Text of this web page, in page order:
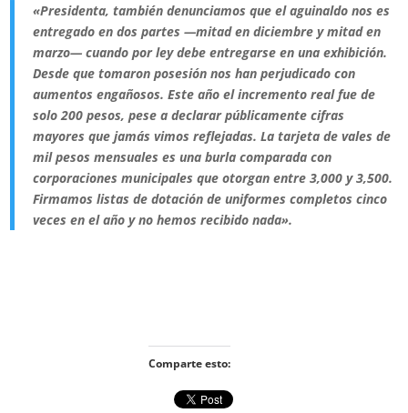
«Presidenta, también denunciamos que el aguinaldo nos es
entregado en dos partes —mitad en diciembre y mitad en
marzo— cuando por ley debe entregarse en una exhibición.
Desde que tomaron posesión nos han perjudicado con
aumentos engañosos. Este año el incremento real fue de
solo 200 pesos, pese a declarar públicamente cifras
mayores que jamás vimos reflejadas. La tarjeta de vales de
mil pesos mensuales es una burla comparada con
corporaciones municipales que otorgan entre 3,000 y 3,500.
Firmamos listas de dotación de uniformes completos cinco
veces en el año y no hemos recibido nada».
Comparte esto: